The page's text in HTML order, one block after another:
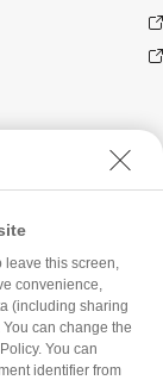
leave this screen,
convenience,
(including sharing
You can change the
You can
identifier from